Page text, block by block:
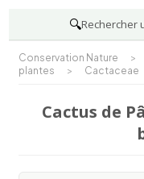
🔍Rechercher
Conservation Nature >
plantes
> Cactaceae
Cactus de